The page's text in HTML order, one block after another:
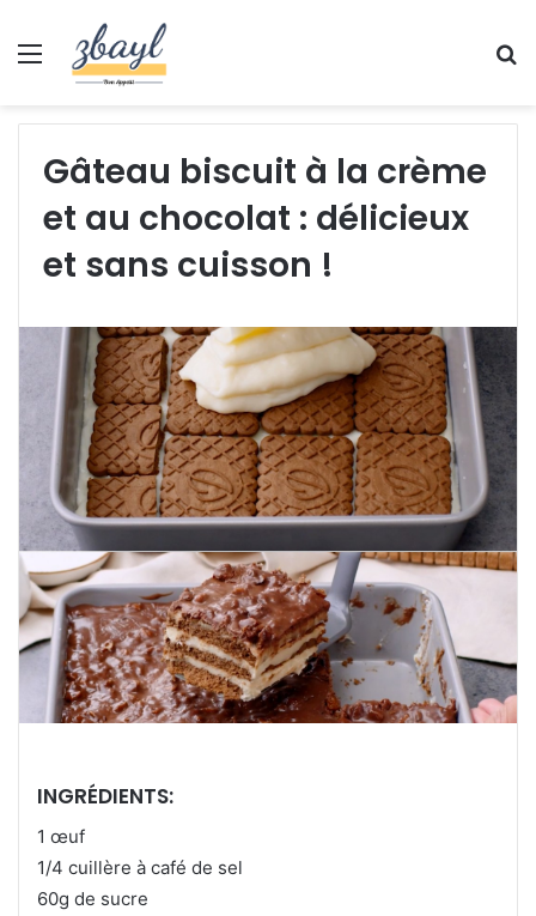
Menu
Gâteau biscuit à la crème
et au chocolat : délicieux
et sans cuisson !
INGRÉDIENTS:
1 œuf
1/4 cuillère à café de sel
60g de sucre